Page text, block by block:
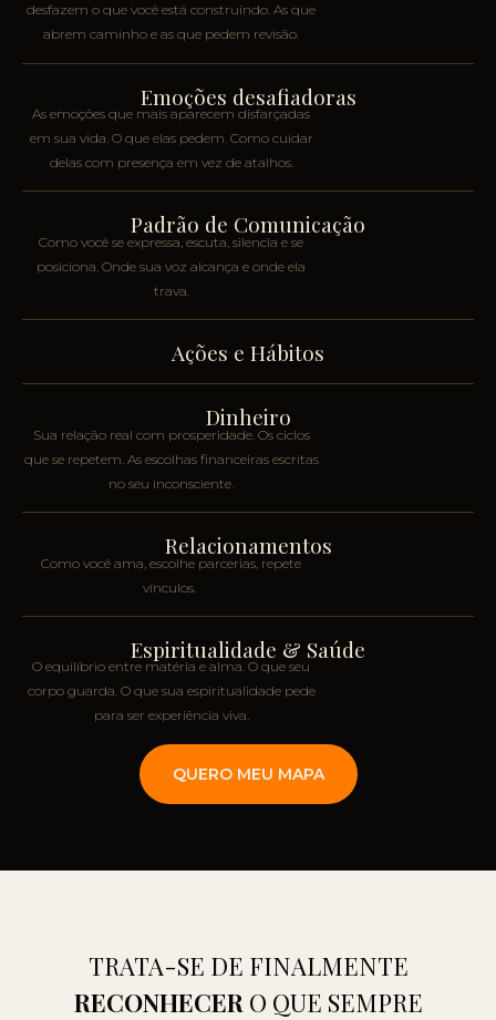
desfazem o que você está construindo. As que
abrem caminho e as que pedem revisão.
Emoções desafiadoras
As emoções que mais aparecem disfarçadas
em sua vida. O que elas pedem. Como cuidar
delas com presença em vez de atalhos.
Padrão de Comunicação
Como você se expressa, escuta, silencia e se
posiciona. Onde sua voz alcança e onde ela
trava.
Ações e Hábitos
Dinheiro
Sua relação real com prosperidade. Os ciclos
que se repetem. As escolhas financeiras escritas
no seu inconsciente.
Relacionamentos
Como você ama, escolhe parcerias, repete
vínculos.
Espiritualidade & Saúde
O equilíbrio entre matéria e alma. O que seu
corpo guarda. O que sua espiritualidade pede
para ser experiência viva.
QUERO MEU MAPA
TRATA-SE DE FINALMENTE
RECONHECER O QUE SEMPRE